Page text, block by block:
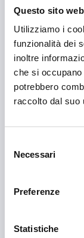
Questo sito
Utilizziamo i
funzionalità dei
inoltre
che si
potrebbero
raccolto dal suo
delNecessari
Preferenze
Statistiche
Impianti
Imprenditoria
Inclusione
Innovazione
Libro e lettura
Manifestazioni